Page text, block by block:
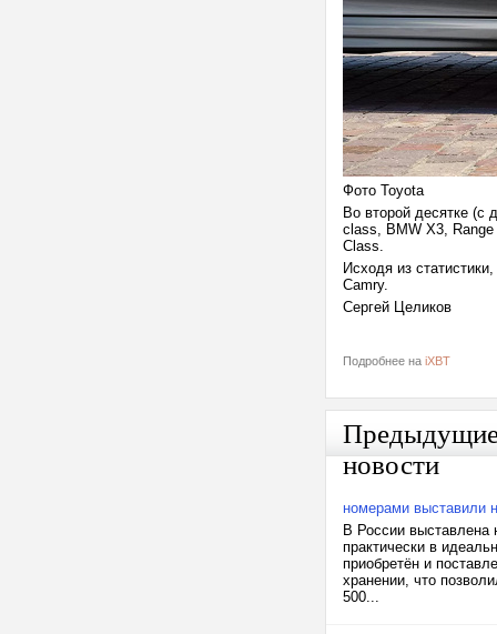
Фото Toyota
Во второй десятке (с
class, BMW X3,
Сlass.
Исходя из
Camry.
Сергей Целиков
Подробнее на iXBT
новости
номерами выставили
В России выставлена
практически в
приобретён и
хранении, что
500...